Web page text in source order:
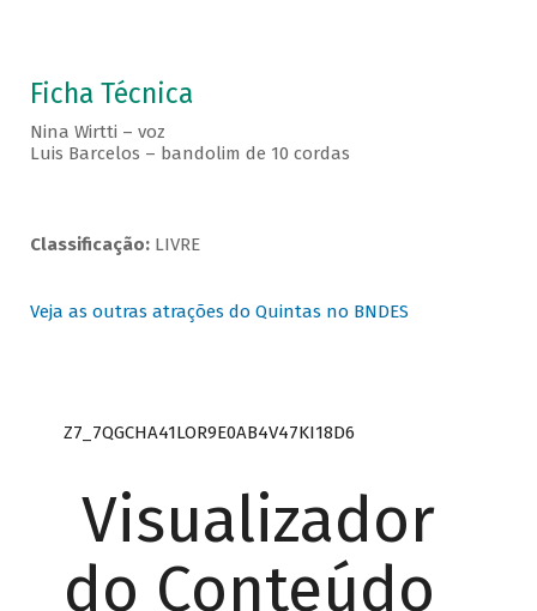
Ficha Técnica
Nina Wirtti – voz
Luis Barcelos – bandolim de 10 cordas
Classificação: LIVRE
Veja as outras atrações do Quintas no BNDES
Z7_7QGCHA41LOR9E0AB4V47KI18D6
Visualizador
do Conteúdo